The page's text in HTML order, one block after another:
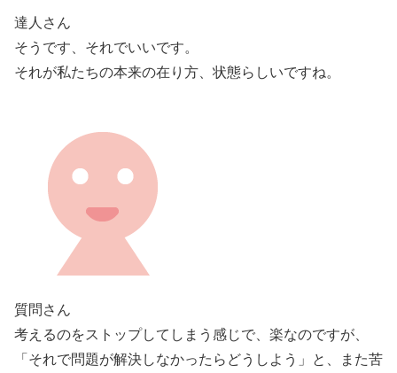
達人さん
そうです、それでいいです。
それが私たちの本来の在り方、状態らしいですね。
質問さん
考えるのをストップしてしまう感じで、楽なのですが、
「それで問題が解決しなかったらどうしよう」と、また苦